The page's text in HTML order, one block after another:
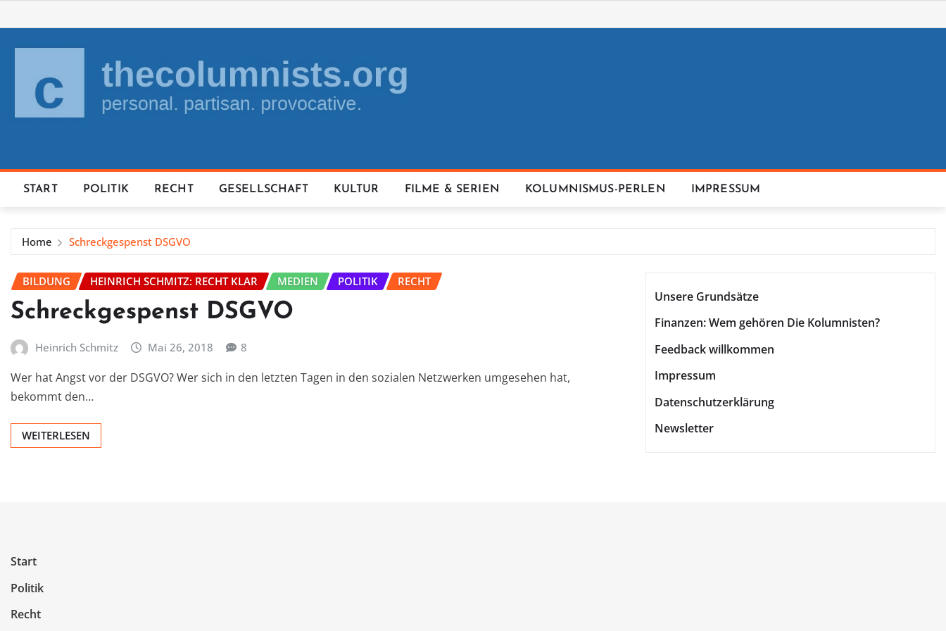
to
content
START POLITIK RECHT GESELLSCHAFT KULTUR FILME & SERIEN KOLUMNISMUS-PERLEN IMPRESSUM
Home Schreckgespenst DSGVO
BILDUNG HEINRICH SCHMITZ: RECHT KLAR MEDIEN POLITIK RECHT
Schreckgespenst DSGVO
Heinrich Schmitz Mai 26, 2018 8
Wer hat Angst vor der DSGVO? Wer sich in den letzten Tagen in den sozialen Netzwerken umgesehen hat,
bekommt den…
WEITERLESEN
Unsere Grundsätze
Finanzen: Wem gehören Die Kolumnisten?
Feedback willkommen
Impressum
Datenschutzerklärung
Newsletter
Start
Politik
Recht